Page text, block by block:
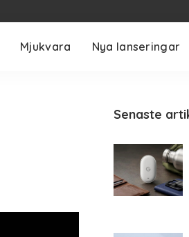
Mjukvara Nya lanseringar
Senaste